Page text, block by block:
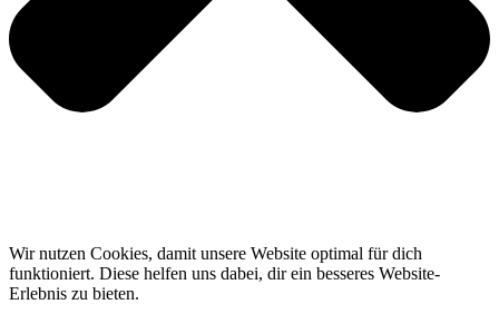
Wir nutzen Cookies, damit unsere Website optimal für dich
funktioniert. Diese helfen uns dabei, dir ein besseres Website-
Erlebnis zu bieten.